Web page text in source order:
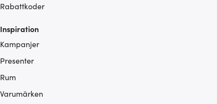
Rabattkoder
Inspiration
Kampanjer
Presenter
Rum
Varumärken